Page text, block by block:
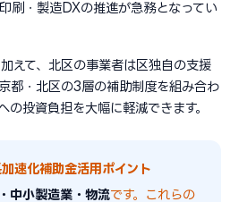
刷・製造DXの推進が急務となってい
えて、北区の事業者は区独自の支援
都・北区の3層の補助制度を組み合わ
の投資負担を大幅に軽減できます。
速化補助金活用ポイント
中小製造業・物流です。これらの